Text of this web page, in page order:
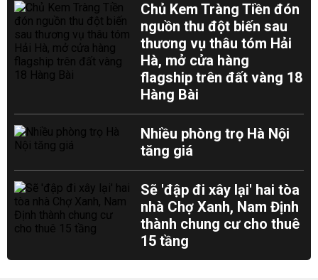
Chủ Kem Tràng Tiền đón
nguồn thu đột biến sau
thương vụ thâu tóm Hải
Hà, mở cửa hàng
flagship trên đất vàng 18
Hàng Bài
Nhiều phòng trọ Hà Nội
tăng giá
Sẽ 'đập đi xây lại' hai tòa
nhà Chợ Xanh, Nam Định
thành chung cư cho thuê
15 tầng